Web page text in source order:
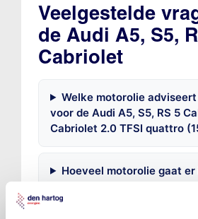
Veelgestelde
de Audi A5, S5,
Cabriolet
Welke motorolie
voor de Audi A5, S5, RS 5
Cabriolet 2.0 TFSI quattro
Hoeveel motorolie gaat er